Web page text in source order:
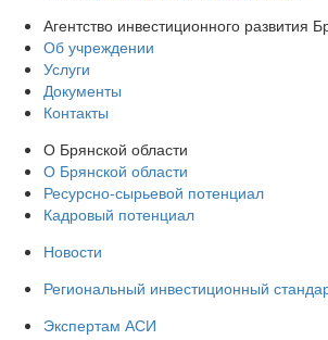
Агентство инвестиционного развития
Об учреждении
Услуги
Документы
Контакты
О Брянской области
О Брянской области
Ресурсно-сырьевой потенциал
Кадровый потенциал
Новости
Региональный инвестиционный
Экспертам АСИ